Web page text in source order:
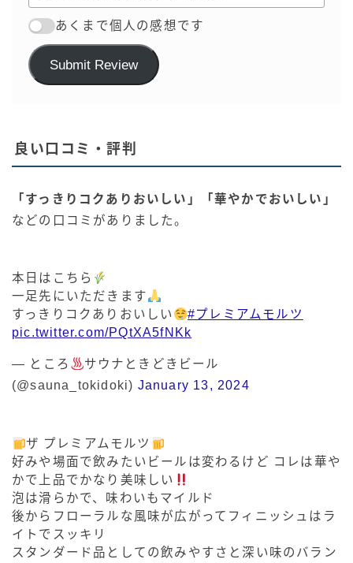
あくまで個人の感想です
Submit Review
良い口コミ・評判
「すっきりコクありおいしい」「華やかでおいしい」
などの口コミがありました。
本日はこちら
一足先にいただきます
すっきりコクありおいしい
#プレミアムモルツ
pic.twitter.com/PQtXA5fNKk
— ところ
サウナときどきビール
(@sauna_tokidoki) January 13, 2024
ザ プレミアムモルツ
好みや場面で飲みたいビールは変わるけど コレは華や
かで上品でかなり美味しい
泡は滑らかで、味わいもマイルド
後からフローラルな風味が広がってフィニッシュはラ
イトでスッキリ
スタンダード品としての飲みやすさと深い味のバラン